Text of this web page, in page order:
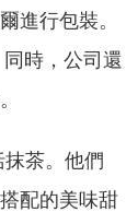
進行包裝。
時，公司還
抹茶。他們
配的美味甜